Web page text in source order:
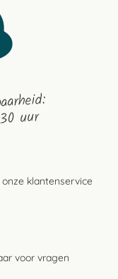
uur
onze klantenservice
voor vragen